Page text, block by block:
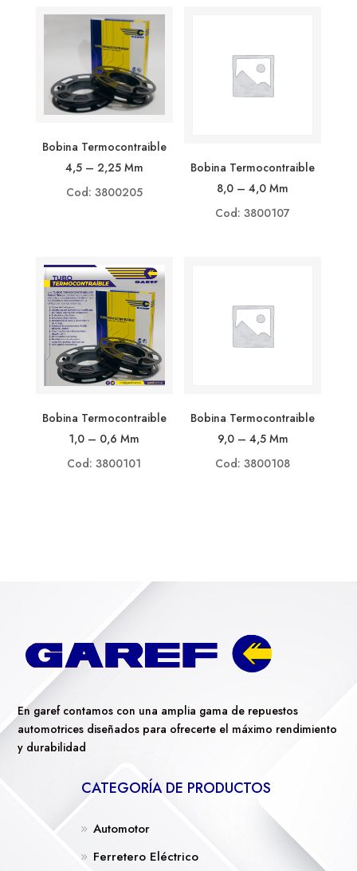
Bobina Termocontraible
4,5 – 2,25 Mm
Cod: 3800205
Bobina Termocontraible
8,0 – 4,0 Mm
Cod: 3800107
Bobina Termocontraible
1,0 – 0,6 Mm
Cod: 3800101
Bobina Termocontraible
9,0 – 4,5 Mm
Cod: 3800108
En garef contamos con una amplia gama de repuestos
automotrices diseñados para ofrecerte el máximo rendimiento
y durabilidad
CATEGORÍA DE PRODUCTOS
Automotor
Ferretero Eléctrico